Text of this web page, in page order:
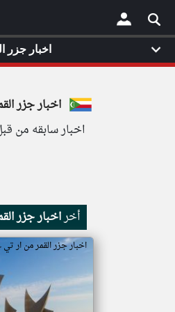
×
اخبار جزر
اخبار سابقه من قبل
أخراخبار جزر
اخبار جزر القمر من ار
اخبار جزر